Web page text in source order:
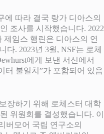
에 따라 결국 랑가 디아스의
조사를 시작했습니다. 2022
제임스 햄린은 디아스의 연
다. 2023년 3월, NSF는 로체
에게 보낸 서신에서
터 불일치”가 포함되어 있음
장하기 위해 로체스터 대학
위원회를 결성했습니다. 이
버모어 국립 연구소의